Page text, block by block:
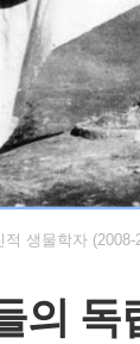
적 생물학자 (2008-
의 독